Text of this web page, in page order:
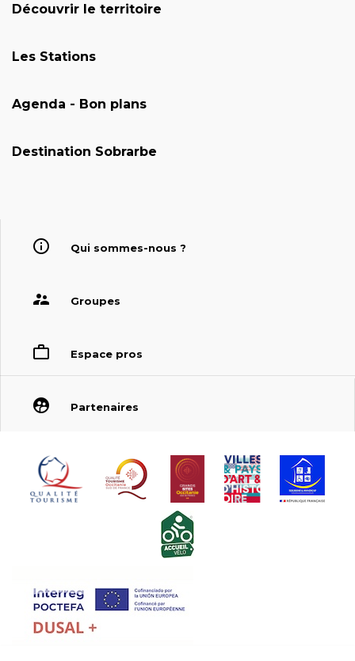
Découvrir le territoire
Les Stations
Agenda - Bon plans
Destination Sobrarbe
Qui sommes-nous ?
Groupes
Espace pros
Partenaires